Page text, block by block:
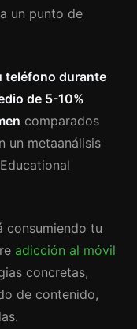
un punto de
teléfono durante
de 5-10%
comparados
un metaanálisis
consumiendo tu
adicción al móvil
concretas,
de contenido,